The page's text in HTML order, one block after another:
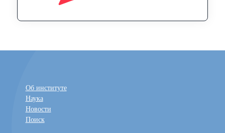
Об институте
Наука
Новости
Поиск